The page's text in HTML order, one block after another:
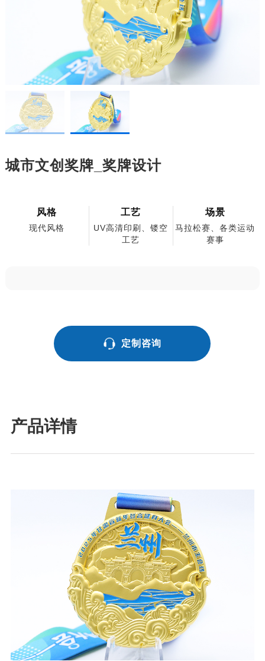
城市文创奖牌_奖牌设计
风格
现代风格
工艺
UV高清印刷、镂空
工艺
场景
马拉松赛、各类运动
赛事
定制咨询
产品详情